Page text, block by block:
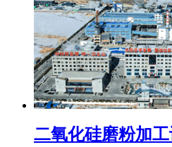
二氧化硅磨粉加